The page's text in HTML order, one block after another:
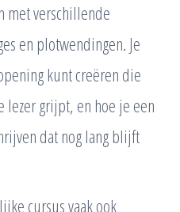
met verschillende
en plotwendingen. Je
kunt creëren die
lezer grijpt, en hoe je een
dat nog lang blijft
cursus vaak ook